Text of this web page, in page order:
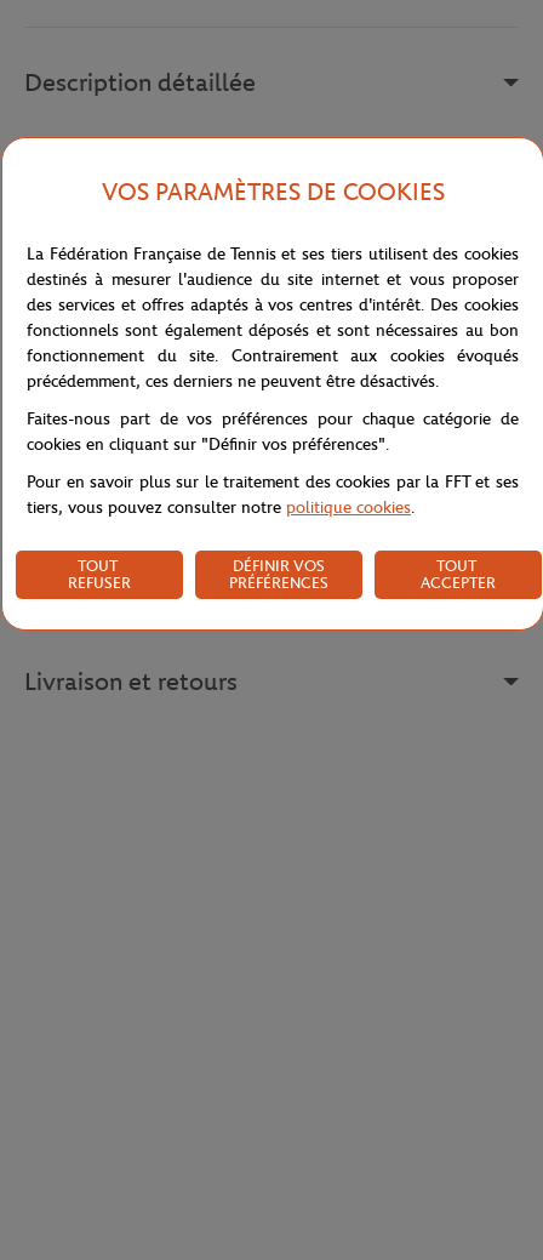
Description détaillée
officiels Roland Garros pour enfants. Elle est fabriquée à partir de
matériaux de qualité supérieure et dotée d'un design intemporel
Elle est équipée d'une visière courbée pour protéger les yeux de
votre enfant du soleil, ainsi que d'un ajustement facile à l'arrière
pour un confort optimal. Le logo brodé aux couleurs de Roland
Garros sur le devant ajoute une touche de style subtile à cette
casquette, ce qui en fait un choix polyvalent qui peut être porté
pour toutes les occasions.
Caractéristiques
Livraison et retours
VOS PARAMÈTRES DE COOKIES
La Fédération Française de Tennis et ses tiers utilisent des cookies
destinés à mesurer l'audience du site internet et vous proposer
des services et offres adaptés à vos centres d'intérêt. Des cookies
fonctionnels sont également déposés et sont nécessaires au bon
fonctionnement du site. Contrairement aux cookies évoqués
précédemment, ces derniers ne peuvent être désactivés.
Faites-nous part de vos préférences pour chaque catégorie de
cookies en cliquant sur "Définir vos préférences".
Pour en savoir plus sur le traitement des cookies par la FFT et ses
tiers, vous pouvez consulter notre politique cookies.
TOUT
REFUSER
DÉFINIR VOS
PRÉFÉRENCES
TOUT
ACCEPTER